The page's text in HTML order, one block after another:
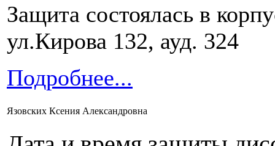
Защита состоялась в
ул.Кирова 132, ауд. 324
Подробнее...
Язовских Ксения Александровна